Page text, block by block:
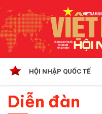
HỘI NHẬP QUỐC TẾ
Diễn đàn